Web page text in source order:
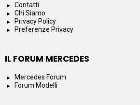
Contatti
Chi Siamo
Privacy Policy
Preferenze Privacy
IL FORUM MERCEDES
Mercedes Forum
Forum Modelli